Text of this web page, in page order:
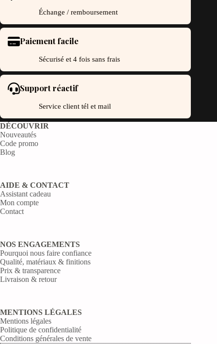
Échange / remboursement
Paiement facile
Sécurisé et 4 fois sans frais
Support réactif
Service client tél et mail
DÉCOUVRIR
Nouveautés
Code promo
Blog
AIDE & CONTACT
Assistant cadeau
Mon compte
Contact
NOS ENGAGEMENTS
Pourquoi nous faire confiance
Qualité, matériaux & finitions
Prix & transparence
Livraison & retour
MENTIONS LÉGALES
Mentions légales
Politique de confidentialité
Conditions générales de vente